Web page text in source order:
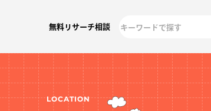
無料リサーチ相談
LOCATION